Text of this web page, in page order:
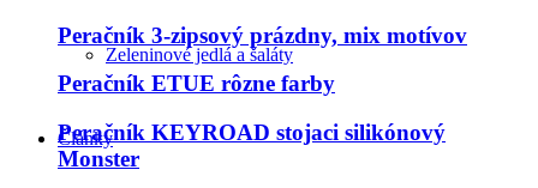
Zeleninové jedlá a šaláty
Články
Peračník 3-zipsový prázdny, mix motívov
Peračník ETUE rôzne farby
Peračník KEYROAD stojaci silikónový
Monster